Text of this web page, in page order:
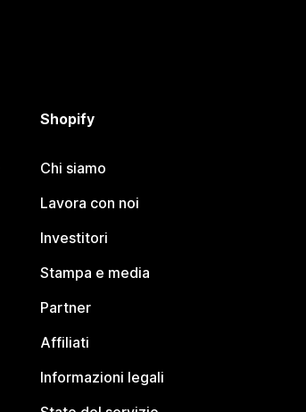
Shopify
Chi siamo
Lavora con noi
Investitori
Stampa e media
Partner
Affiliati
Informazioni legali